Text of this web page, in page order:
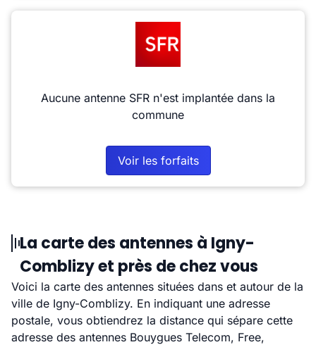
Aucune antenne SFR n'est implantée dans la
commune
Voir les forfaits
La carte des antennes à Igny-
Comblizy et près de chez vous
Voici la carte des antennes situées dans et autour de la
ville de Igny-Comblizy. En indiquant une adresse
postale, vous obtiendrez la distance qui sépare cette
adresse des antennes Bouygues Telecom, Free,